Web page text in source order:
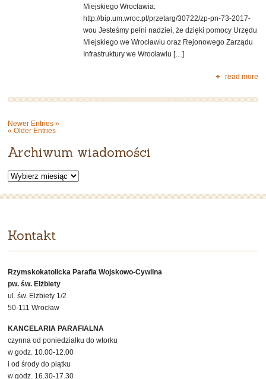
Miejskiego Wrocławia:
http://bip.um.wroc.pl/przetarg/30722/zp-pn-73-2017-
wou Jesteśmy pełni nadziei, że dzięki pomocy Urzędu
Miejskiego we Wrocławiu oraz Rejonowego Zarządu
Infrastruktury we Wrocławiu […]
read more
Newer Entries »
« Older Entries
Archiwum wiadomości
Archiwum
wiadomości
Kontakt
Rzymskokatolicka Parafia Wojskowo-Cywilna
pw. św. Elżbiety
ul. św. Elżbiety 1/2
50-111 Wrocław
KANCELARIA PARAFIALNA
czynna od poniedziałku do wtorku
w godz. 10.00-12.00
i od środy do piątku
w godz. 16.30-17.30